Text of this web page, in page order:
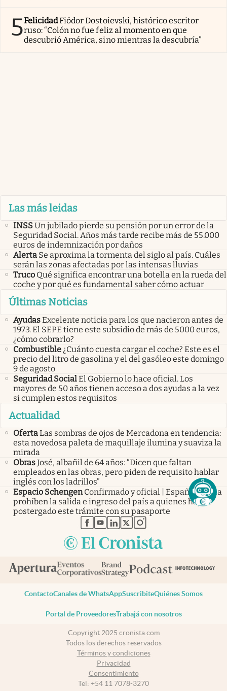
5FelicidadFiódor Dostoievski, histórico escritor
ruso: “Colón no fue feliz al momento en que
descubrió América, sino mientras la descubría”
Las más leidas
INSSUn jubilado pierde su pensión por un error de la
Seguridad Social. Años más tarde recibe más de 55.000
euros de indemnización por daños
Alerta Se aproxima la tormenta del siglo al país. Cuáles
serán las zonas afectadas por las intensas lluvias
Truco Qué significa encontrar una botella en la rueda del
coche y por qué es fundamental saber cómo actuar
Últimas Noticias
AyudasExcelente noticia para los que nacieron antes de
1973. El SEPE tiene este subsidio de más de 5000 euros,
¿cómo cobrarlo?
Combustible ¿Cuánto cuesta cargar el coche? Este es el
precio del litro de gasolina y el del gasóleo este domingo
9 de agosto
Seguridad SocialEl Gobierno lo hace oficial. Los
mayores de 50 años tienen acceso a dos ayudas a la vez
si cumplen estos requisitos
Actualidad
OfertaLas sombras de ojos de Mercadona en tendencia:
esta novedosa paleta de maquillaje ilumina y suaviza la
mirada
ObrasJosé, albañil de 64 años: “Dicen que faltan
empleados en las obras, pero piden de requisito hablar
inglés con los ladrillos”
Espacio Schengen Confirmado y oficial | España e Italia
prohíben la salida e ingreso del país a quienes hayan
postergado este trámite con su pasaporte
abre en nueva pestaña
abre en nueva pestaña
abre en nueva pestaña
abre en nueva pestaña
abre en nueva pestaña
ContactoCanales de WhatsAppSuscribiteQuiénes Somos
Portal de ProveedoresTrabajá con nosotros
Copyright 2025 cronista.com
Todos los derechos reservados
Términos y condiciones
Privacidad
Consentimiento
Tel: +54 11 7078-3270